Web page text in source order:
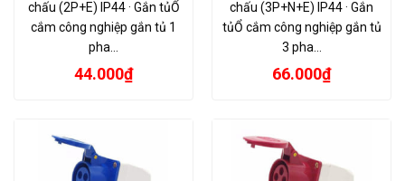
chấu (2P+E) IP44 · Gắn tủỔ
cắm công nghiệp gắn tủ 1
pha…
44.000₫
chấu (3P+N+E) IP44 · Gắn
tủỔ cắm công nghiệp gắn tủ
3 pha…
66.000₫